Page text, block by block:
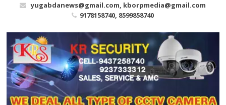
yugabdanews@gmail.com, kborpmedia@gmail.com
9178158740, 8599858740